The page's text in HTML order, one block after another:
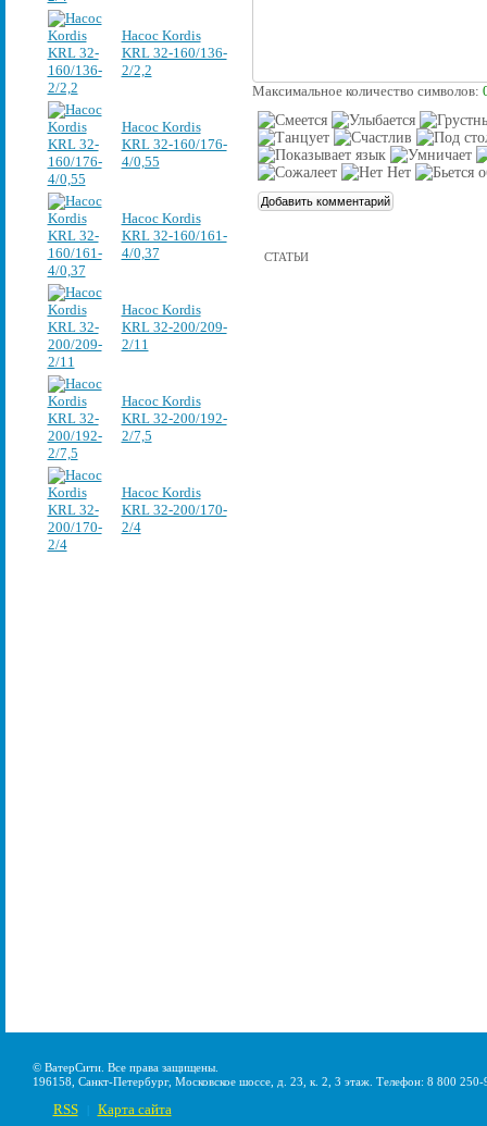
Насос Kordis
KRL 32-160/136-
2/2,2
Насос Kordis
KRL 32-160/176-
4/0,55
Насос Kordis
KRL 32-160/161-
4/0,37
Насос Kordis
KRL 32-200/209-
2/11
Насос Kordis
KRL 32-200/192-
2/7,5
Насос Kordis
KRL 32-200/170-
2/4
Максимальное количество символов:
СТАТЬИ
© ВатерСити. Все права защищены.
196158, Санкт-Петербург, Московское шоссе, д. 23, к. 2, 3 этаж. Телефон: 8 800
RSS Карта сайта